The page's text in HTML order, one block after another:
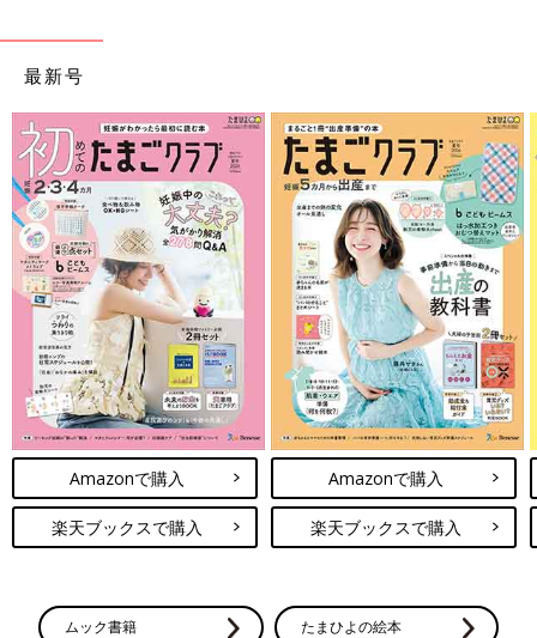
最新号
Amazonで購入
楽天ブックスで購入
Amazonで購入
楽天ブックスで購入
ムック書籍 たまひよの絵本